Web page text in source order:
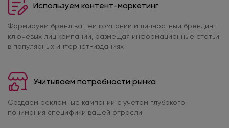
Используем контент-маркетинг
Формируем бренд вашей компании и личностный брендинг
ключевых лиц компании, размещая информационные статьи
в популярных интернет-изданиях
Учитываем потребности рынка
Создаем рекламные кампании с учетом глубокого
понимания специфики вашей отрасли